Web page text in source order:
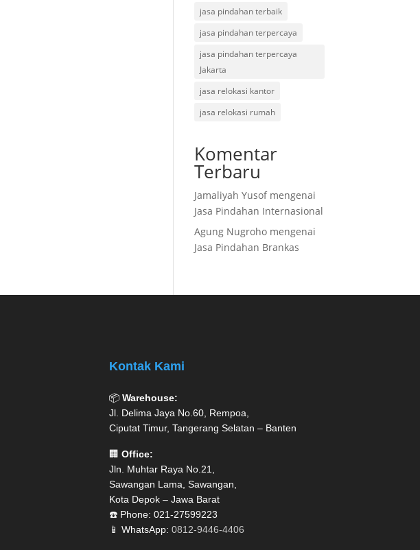
jasa pindahan terbaik
jasa pindahan terpercaya
jasa pindahan terpercaya
Jakarta
jasa relokasi kantor
jasa relokasi rumah
Komentar
Terbaru
Jamaliyah Yusofmengenai
Jasa Pindahan Internasional
Agung Nugroho mengenai
Jasa Pindahan Brankas
Kontak Kami
📦 Warehouse:
Jl. Delima Jaya No.60, Rempoa,
Ciputat Timur, Tangerang Selatan – Banten
🏢 Office:
Jln. Muhtar Raya No.21,
Sawangan Lama, Sawangan,
Kota Depok – Jawa Barat
☎️ Phone: 021-27599223
📱 WhatsApp: 0812-9446-4406